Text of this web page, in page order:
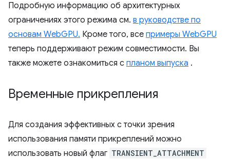
Подробную информацию об архитектурных
ограничениях этого режима см. в руководстве по
основам WebGPU. Кроме того, все примеры WebGPU
теперь поддерживают режим совместимости. Вы
также можете ознакомиться с планом выпуска .
Временные прикрепления
Для создания эффективных с точки зрения
использования памяти прикреплений можно
использовать новый флаг TRANSIENT_ATTACHMENT